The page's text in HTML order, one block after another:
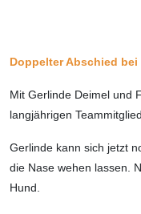
Doppelter Abschied bei
Mit Gerlinde Deimel und
langjährigen
Gerlinde kann sich jetzt
die Nase wehen lassen.
Hund.